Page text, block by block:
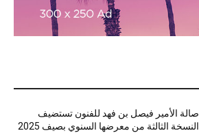
صالة الأمير فيصل بن فهد للفنون تستضيف
النسخة الثالثة من معرضها السنوي بصيف 2025